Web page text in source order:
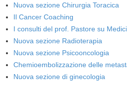
Nuova sezione Chirurgia Toracica
Il Cancer Coaching
I consulti del prof. Pastore su
Nuova sezione Radioterapia
Nuova sezione Psicooncologia
Chemioembolizzazione delle
Nuova sezione di ginecologia